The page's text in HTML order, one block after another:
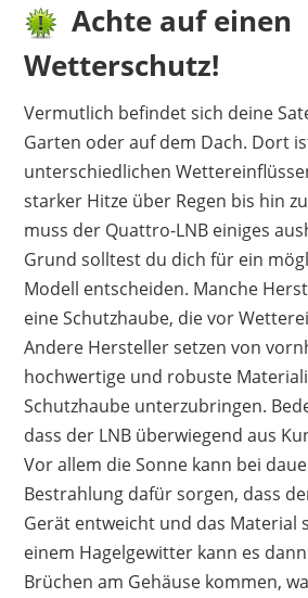
Achte auf einen
Wetterschutz!
Vermutlich befindet sich deine
Garten oder auf dem Dach. Dort
unterschiedlichen
starker Hitze über Regen bis hin
muss der Quattro-LNB einiges
Grund solltest du dich für ein
Modell entscheiden. Manche
eine Schutzhaube, die vor
Andere Hersteller setzen von
hochwertige und robuste
Schutzhaube unterzubringen.
dass der LNB überwiegend aus
Vor allem die Sonne kann bei
Bestrahlung dafür sorgen, dass
Gerät entweicht und das Material
einem Hagelgewitter kann es
Brüchen am Gehäuse kommen,